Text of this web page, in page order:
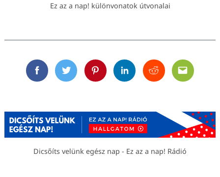
Ez az a nap! különvonatok útvonalai
FacebookTwitterPinterestLinkedinRedditEmail
Dicsőíts velünk egész nap - Ez az a nap! Rádió